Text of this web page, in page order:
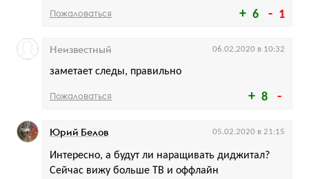
6 1
Пожаловаться
8
заметает следы, правильно
Неизвестный 06.02.2020 в 10:32
Пожаловаться
Интересно, а будут ли наращивать диджитал?
Сейчас вижу больше ТВ и оффлайн
Юрий Белов 05.02.2020 в 21:15